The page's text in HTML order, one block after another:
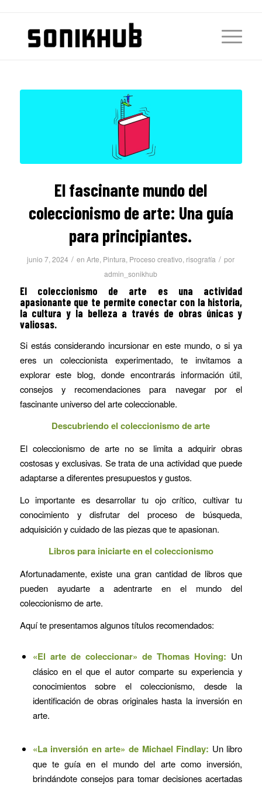
El fascinante mundo del
coleccionismo de arte: Una guía
para principiantes.
junio 7, 2024 / enArte, Pintura, Proceso creativo, risografía / por
admin_sonikhub
El coleccionismo de arte es una actividad
apasionante que te permite conectar con la historia,
la cultura y la belleza a través de obras únicas y
valiosas.
Si estás considerando incursionar en este mundo, o si ya
eres un coleccionista experimentado, te invitamos a
explorar este blog, donde encontrarás información útil,
consejos y recomendaciones para navegar por el
fascinante universo del arte coleccionable.
Descubriendo el coleccionismo de arte
El coleccionismo de arte no se limita a adquirir obras
costosas y exclusivas. Se trata de una actividad que puede
adaptarse a diferentes presupuestos y gustos.
Lo importante es desarrollar tu ojo crítico, cultivar tu
conocimiento y disfrutar del proceso de búsqueda,
adquisición y cuidado de las piezas que te apasionan.
Libros para iniciarte en el coleccionismo
Afortunadamente, existe una gran cantidad de libros que
pueden ayudarte a adentrarte en el mundo del
coleccionismo de arte.
Aquí te presentamos algunos títulos recomendados:
«El arte de coleccionar» de Thomas Hoving: Un
clásico en el que el autor comparte su experiencia y
conocimientos sobre el coleccionismo, desde la
identificación de obras originales hasta la inversión en
arte.
«La inversión en arte» de Michael Findlay: Un libro
que te guía en el mundo del arte como inversión,
brindándote consejos para tomar decisiones acertadas